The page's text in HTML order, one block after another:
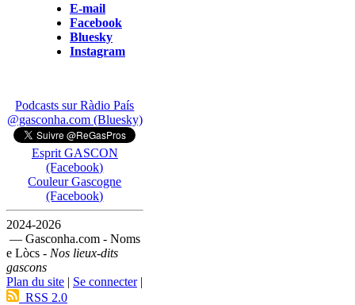
E-mail
Facebook
Bluesky
Instagram
Podcasts sur Ràdio País
@gasconha.com (Bluesky)
Esprit GASCON
(Facebook)
Couleur Gascogne
(Facebook)
2024-2026
— Gasconha.com - Noms
e Lòcs - Nos lieux-dits
gascons
Plan du site | Se connecter|
RSS 2.0